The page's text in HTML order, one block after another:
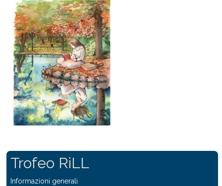
Trofeo RiLL
Informazioni generali